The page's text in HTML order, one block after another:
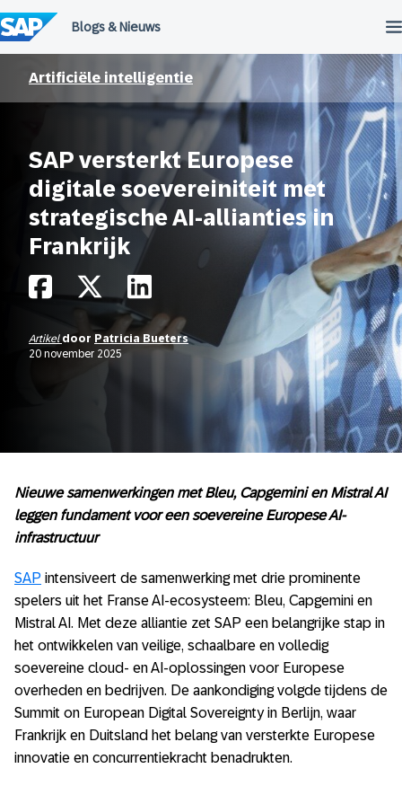
naar
de
inhoud
Artificiële intelligentie
SAP versterkt Europese
digitale soevereiniteit met
strategische AI-allianties in
Frankrijk
Artikel door Patricia Bueters
20 november 2025
Nieuwe samenwerkingen met Bleu, Capgemini en Mistral AI
leggen fundament voor een soevereine Europese AI-
infrastructuur
SAP intensiveert de samenwerking met drie prominente
spelers uit het Franse AI-ecosysteem: Bleu, Capgemini en
Mistral AI. Met deze alliantie zet SAP een belangrijke stap in
het ontwikkelen van veilige, schaalbare en volledig
soevereine cloud- en AI-oplossingen voor Europese
overheden en bedrijven. De aankondiging volgde tijdens de
Summit on European Digital Sovereignty in Berlijn, waar
Frankrijk en Duitsland het belang van versterkte Europese
innovatie en concurrentiekracht benadrukten.